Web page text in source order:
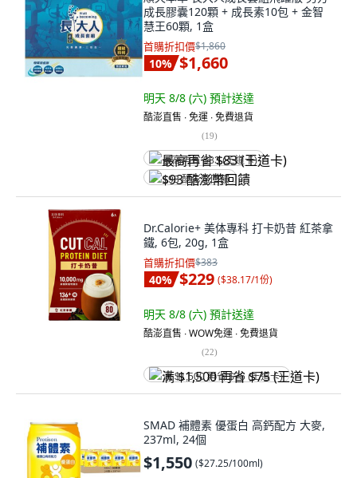
成長膠囊120顆 + 成長素10包 + 金智
慧王60顆, 1盒
首購折扣價$1,860
10% $1,660
明天 8/8 (六) 預計送達
酷澎直售 ∙ 免運 ∙ 免費退貨
(19)
最高再省 $83 (王道卡)
$93 酷澎幣回饋
Dr.Calorie+ 美体專科 打卡奶昔 紅茶拿
鐵, 6包, 20g, 1盒
首購折扣價$383
40% $229 ($38.17/1份)
明天 8/8 (六) 預計送達
酷澎直售 ∙ WOW免運 ∙ 免費退貨
(22)
满 $1,500 再省 $75 (王道卡)
SMAD 補體素 優蛋白 高鈣配方 大麥,
237ml, 24個
$1,550 ($27.25/100ml)